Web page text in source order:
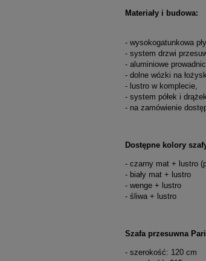
Materiały i budowa:
- wysokogatunkowa
- system drzwi
- aluminiowe
- dolne wózki na
- lustro w komplecie,
- system półek i
- na zamówienie
Dostępne kolory
- czarny mat + lustro
- biały mat + lustro
- wenge + lustro
- śliwa + lustro
Szafa przesuwna
- szerokość: 120 cm